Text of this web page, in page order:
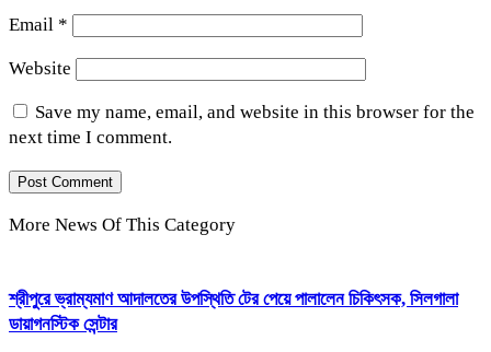
Email *
Website
Save my name, email, and website in this browser for the
next time I comment.
More News Of This Category
শ্রীপুরে ভ্রাম্যমাণ আদালতের উপস্থিতি টের পেয়ে পালালেন চিকিৎসক, সিলগালা
ডায়াগনস্টিক সেন্টার